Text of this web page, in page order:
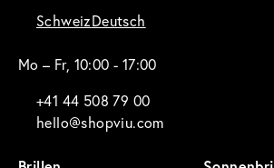
SchweizDeutsch
Mo – Fr, 10:00 - 17:00
+41 44 508 79 00
hello@shopviu.com